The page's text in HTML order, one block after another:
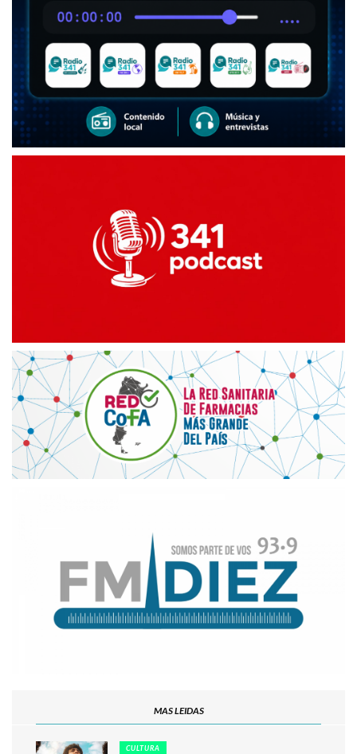
MAS LEIDAS
CULTURA